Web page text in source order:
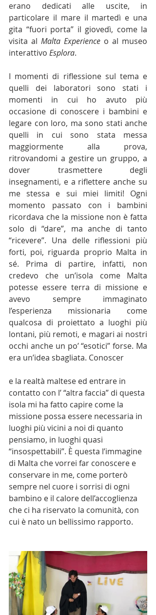
erano dedicati alle uscite, in
particolare il mare il martedì e una
gita “fuori porta” il giovedì, come la
visita al Malta Experience o al museo
interattivo Esplora.
I momenti di riflessione sul tema e
quelli dei laboratori sono stati i
momenti in cui ho avuto più
occasione di conoscere i bambini e
legare con loro, ma sono stati anche
quelli in cui sono stata messa
maggiormente alla prova,
ritrovandomi a gestire un gruppo, a
dover trasmettere degli
insegnamenti, e a riflettere anche su
me stessa e sui miei limiti! Ogni
momento passato con i bambini
ricordava che la missione non è fatta
solo di “dare”, ma anche di tanto
“ricevere”. Una delle riflessioni più
forti, poi, riguarda proprio Malta in
sé. Prima di partire, infatti, non
credevo che un’isola come Malta
potesse essere terra di missione e
avevo sempre immaginato
l’esperienza missionaria come
qualcosa di proiettato a luoghi più
lontani, più remoti, e magari ai nostri
occhi anche un po’ “esotici” forse. Ma
era un’idea sbagliata. Conoscer
e la realtà maltese ed entrare in
contatto con l’ “altra faccia” di questa
isola mi ha fatto capire come la
missione possa essere necessaria in
luoghi più vicini a noi di quanto
pensiamo, in luoghi quasi
“insospettabili”. È questa l’immagine
di Malta che vorrei far conoscere e
conservare in me, come porterò
sempre nel cuore i sorrisi di ogni
bambino e il calore dell’accoglienza
che ci ha riservato la comunità, con
cui è nato un bellissimo rapporto.